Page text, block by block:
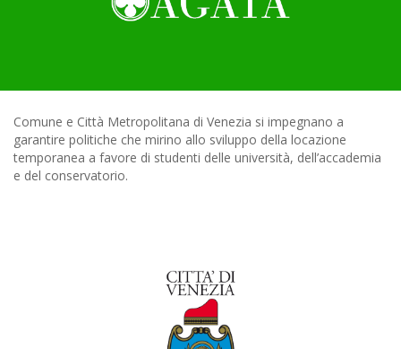
Comune e Città Metropolitana di Venezia si impegnano a
garantire politiche che mirino allo sviluppo della locazione
temporanea a favore di studenti delle università, dell’accademia
e del conservatorio.